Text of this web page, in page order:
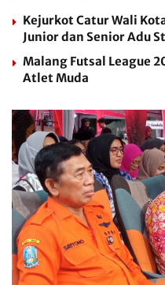
Kejurkot Catur Wali
Junior dan Senior Adu
Malang Futsal League
Atlet Muda